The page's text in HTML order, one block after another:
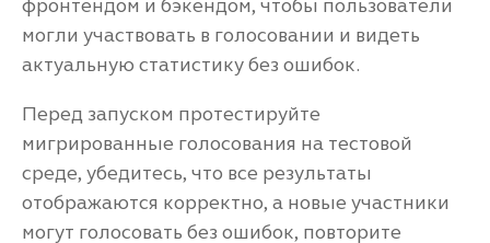
фронтендом и бэкендом, чтобы пользователи
могли участвовать в голосовании и видеть
актуальную статистику без ошибок.
Перед запуском протестируйте
мигрированные голосования на тестовой
среде, убедитесь, что все результаты
отображаются корректно, а новые участники
могут голосовать без ошибок, повторите